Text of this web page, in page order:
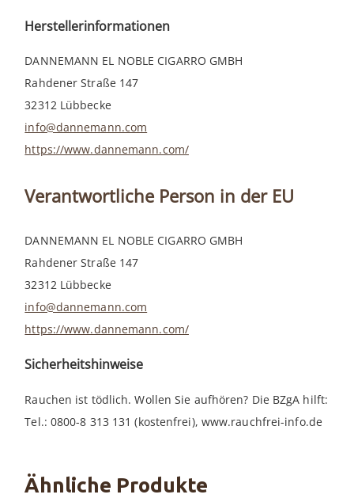
Herstellerinformationen
DANNEMANN EL NOBLE CIGARRO GMBH
Rahdener Straße 147
32312 Lübbecke
info@dannemann.com
https://www.dannemann.com/
Verantwortliche Person in der EU
DANNEMANN EL NOBLE CIGARRO GMBH
Rahdener Straße 147
32312 Lübbecke
info@dannemann.com
https://www.dannemann.com/
Sicherheitshinweise
Rauchen ist tödlich. Wollen Sie aufhören? Die BZgA hilft:
Tel.: 0800-8 313 131 (kostenfrei), www.rauchfrei-info.de
Ähnliche Produkte